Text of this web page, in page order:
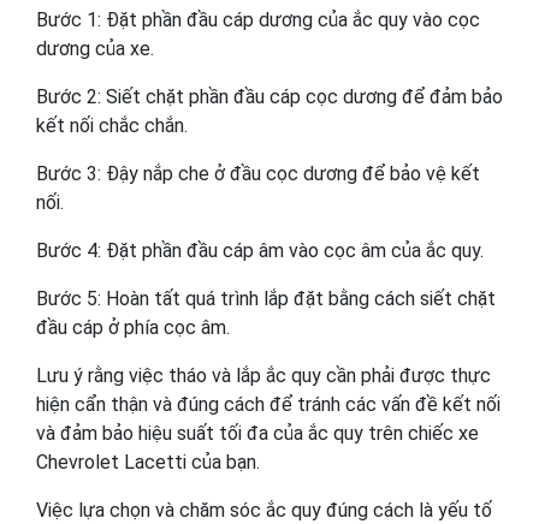
Bước 1: Đặt phần đầu cáp dương của ắc quy vào cọc
dương của xe.
Bước 2: Siết chặt phần đầu cáp cọc dương để đảm bảo
kết nối chắc chắn.
Bước 3: Đậy nắp che ở đầu cọc dương để bảo vệ kết
nối.
Bước 4: Đặt phần đầu cáp âm vào cọc âm của ắc quy.
Bước 5: Hoàn tất quá trình lắp đặt bằng cách siết chặt
đầu cáp ở phía cọc âm.
Lưu ý rằng việc tháo và lắp ắc quy cần phải được thực
hiện cẩn thận và đúng cách để tránh các vấn đề kết nối
và đảm bảo hiệu suất tối đa của ắc quy trên chiếc xe
Chevrolet Lacetti của bạn.
Việc lựa chọn và chăm sóc ắc quy đúng cách là yếu tố